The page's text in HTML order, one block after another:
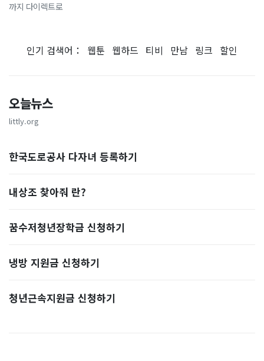
까지 다이렉트로
인기 검색어： 웹툰 웹하드 티비 만남 링크 할인
오늘뉴스
littly.org
한국도로공사 다자녀 등록하기
내상조 찾아줘 란?
꿈수저청년장학금 신청하기
냉방 지원금 신청하기
청년근속지원금 신청하기